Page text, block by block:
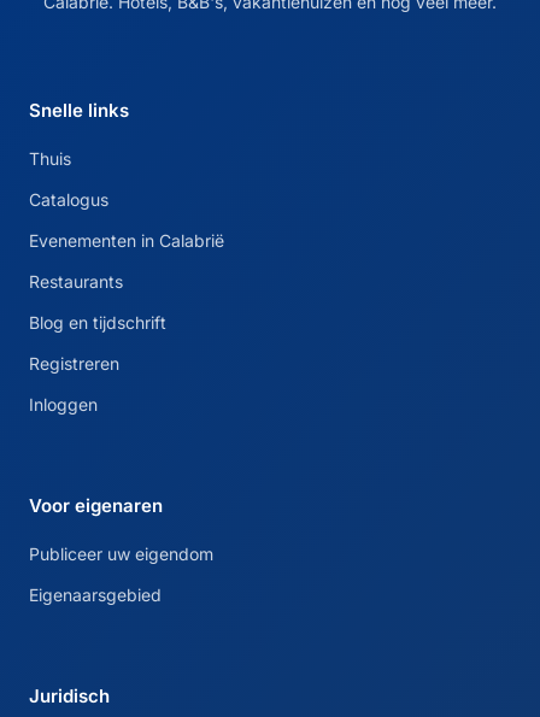
Snelle links
Thuis
Catalogus
Evenementen in Calabrië
Restaurants
Blog en tijdschrift
Registreren
Inloggen
Voor eigenaren
Publiceer uw eigendom
Eigenaarsgebied
Juridisch